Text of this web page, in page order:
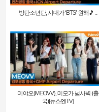
방탄소년단, 시대가 ‘BTS’ 원해🎵 ..
미야오(MEOVV), 미모가 넘사벽 (출
국)[뉴스엔TV]